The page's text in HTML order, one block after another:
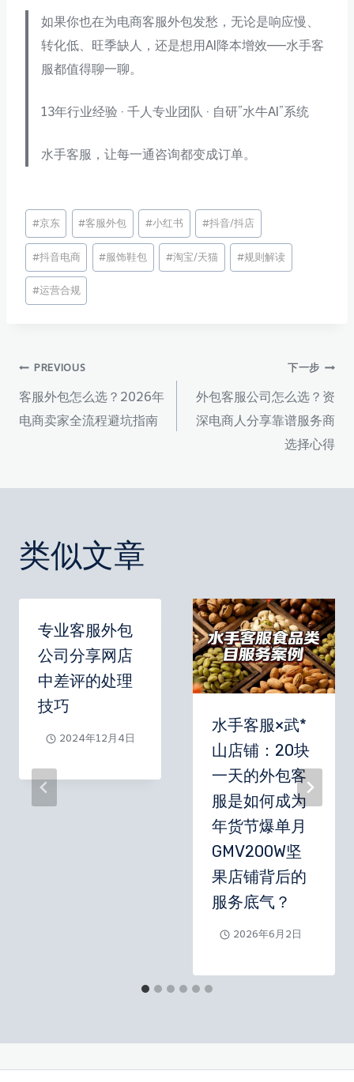
如果你也在为电商客服外包发愁，无论是响应慢、
转化低、旺季缺人，还是想用AI降本增效——水手客
服都值得聊一聊。
13年行业经验 · 千人专业团队 · 自研”水牛AI”系统
水手客服，让每一通咨询都变成订单。
文
章
标
签：
#京东 #客服外包 #小红书 #抖音/抖店
#抖音电商 #服饰鞋包 #淘宝/天猫 #规则解读
#运营合规
文
章
PREVIOUS
客服外包怎么选？2026年
电商卖家全流程避坑指南
下一步
外包客服公司怎么选？资
深电商人分享靠谱服务商
选择心得
类似文章
专业客服外包
公司分享网店
中差评的处理
技巧
2024年12月4日
水手客服×武*
山店铺：20块
一天的外包客
服是如何成为
年货节爆单月
GMV200W坚
果店铺背后的
服务底气？
2026年6月2日